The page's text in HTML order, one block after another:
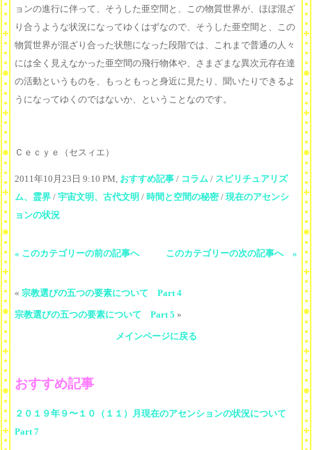
ョンの進行に伴って、そうした亜空間と、この物質世界が、ほぼ混ざ
り合うような状況になってゆくはずなので、そうした亜空間と、この
物質世界が混ざり合った状態になった段階では、これまで普通の人々
には全く見えなかった亜空間の飛行物体や、さまざまな異次元存在達
の活動というものを、もっともっと身近に見たり、聞いたりできるよ
うになってゆくのではないか、ということなのです。
Ｃｅｃｙｅ（セスィエ）
2011年10月23日 9:10 PM, おすすめ記事 / コラム / スピリチュアリズ
ム、霊界 / 宇宙文明、古代文明 / 時間と空間の秘密/ 現在のアセンシ
ョンの状況
« このカテゴリーの前の記事へ このカテゴリーの次の記事へ »
« 宗教選びの五つの要素について Part 4
宗教選びの五つの要素について Part 5 »
メインページに戻る
おすすめ記事
２０１９年９〜１０（１１）月現在のアセンションの状況について
Part 7